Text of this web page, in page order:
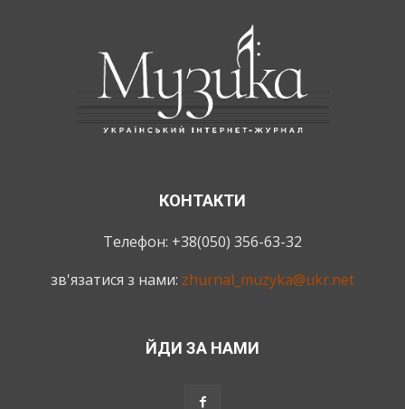
КОНТАКТИ
Телефон: +38(050) 356-63-32
зв'язатися з нами: zhurnal_muzyka@ukr.net
ЙДИ ЗА НАМИ